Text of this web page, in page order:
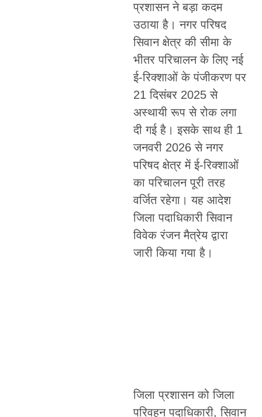
प्रशासन ने बड़ा कदम
उठाया है। नगर परिषद
सिवान क्षेत्र की सीमा के
भीतर परिचालन के लिए नई
ई-रिक्शाओं के पंजीकरण पर
21 दिसंबर 2025 से
अस्थायी रूप से रोक लगा
दी गई है। इसके साथ ही 1
जनवरी 2026 से नगर
परिषद क्षेत्र में ई-रिक्शाओं
का परिचालन पूरी तरह
वर्जित रहेगा। यह आदेश
जिला पदाधिकारी सिवान
विवेक रंजन मैत्रेय द्वारा
जारी किया गया है।
जिला प्रशासन को जिला
परिवहन पदाधिकारी, सिवान